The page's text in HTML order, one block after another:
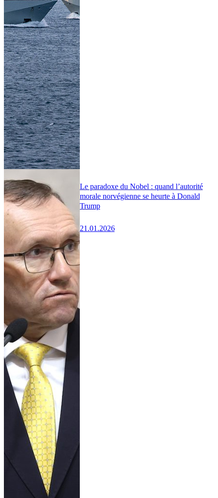
Le paradoxe du Nobel : quand l’autorité
morale norvégienne se heurte à Donald
Trump
21.01.2026